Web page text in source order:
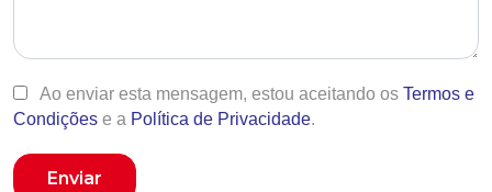
Ao enviar esta mensagem, estou aceitando os Termos e
Condições e a Política de Privacidade.
Enviar